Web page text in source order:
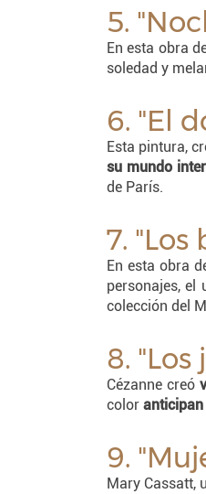
5.
En esta obra
soledad y
6. "El
Esta pintura,
su mundo
de París.
7.
En esta obra
personajes, el
colección del
8.
Cézanne creó
color
9.
Mary Cassatt,